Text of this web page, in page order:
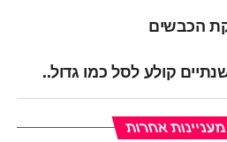
הכבשים
קולע לסל כמו גדול..
אחרות